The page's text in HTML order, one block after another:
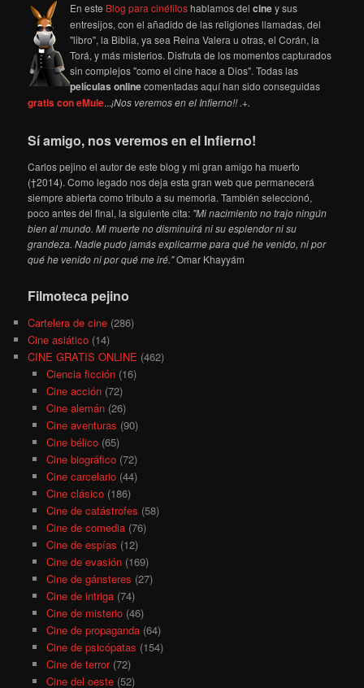
En este Blog para cinéfiloshablamos delciney sus
entresijos, con el añadido de las religiones llamadas, del
"libro", la Biblia, ya sea Reina Valera u otras, el Corán, la
Torá, y más misterios. Disfruta de los momentos capturados
sin complejos "como el cine hace a Dios". Todas las
películas onlinecomentadas aquí han sido conseguidas
gratis con eMule...¡Nos veremos en el Infierno!! .+.
Sí amigo, nos veremos en el Infierno!
Carlos pejino el autor de este blog y mi gran amigo ha muerto
(†2014). Como legado nos deja esta gran web que permanecerá
siempre abierta como tributo a su memoria. También seleccionó,
poco antes del final, la siguiente cita: "Mi nacimiento no trajo ningún
bien al mundo. Mi muerte no disminuirá ni su esplendor ni su
grandeza. Nadie pudo jamás explicarme para qué he venido, ni por
qué he venido ni por qué me iré."Omar Khayyám
Filmoteca pejino
Cartelera de cine (286)
Cine asiático (14)
CINE GRATIS ONLINE (462)
Ciencia ficción(16)
Cine acción(72)
Cine alemán(26)
Cine aventuras (90)
Cine bélico(65)
Cine biográfico(72)
Cine carcelario(44)
Cine clásico(186)
Cine de catástrofes (58)
Cine de comedia(76)
Cine de espías (12)
Cine de evasión(169)
Cine de gánsteres (27)
Cine de intriga(74)
Cine de misterio(46)
Cine de propaganda(64)
Cine de psicópatas (154)
Cine de terror(72)
Cine del oeste(52)